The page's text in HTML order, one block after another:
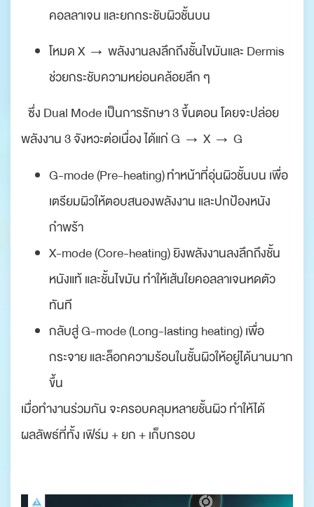
คอลลาเจน และยกกระชับผิวชั้นบน
โหมด X → พลังงานลงลึกถึงชั้นไขมันและ Dermis
ช่วยกระชับความหย่อนคล้อยลึก ๆ
ซึ่ง Dual Mode เป็นการรักษา 3 ขึ้นตอน โดยจะปล่อย
พลังงาน 3 จังหวะต่อเนื่อง ได้แก่ G → X → G
G-mode (Pre-heating) ทำหน้าที่อุ่นผิวชั้นบน เพื่อ
เตรียมผิวให้ตอบสนองพลังงาน และปกป้องหนัง
กำพร้า
X-mode (Core-heating) ยิงพลังงานลงลึกถึงชั้น
หนังแท้ และชั้นไขมัน ทำให้เส้นใยคอลลาเจนหดตัว
ทันที
กลับสู่ G-mode (Long-lasting heating) เพื่อ
กระจาย และล็อกความร้อนในชั้นผิวให้อยู่ได้นานมาก
ขึ้น
เมื่อทำงานร่วมกัน จะครอบคลุมหลายชั้นผิว ทำให้ได้
ผลลัพธ์ที่ทั้ง เฟิร์ม + ยก + เก็บกรอบ